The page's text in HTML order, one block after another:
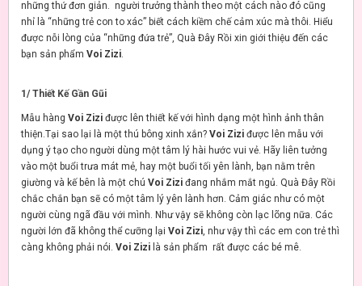
những thứ đơn giản. người trưởng thành theo một cách nào đó cũng
nhỉ là “những trẻ con to xác” biết cách kiềm chế cảm xúc mà thôi. Hiểu
được nỗi lòng của “những đứa trẻ”, Quà Đây Rồi xin giới thiệu đến các
bạn sản phẩm Voi Zizi
1/ Thiết Kế Gần Gũi
Mẫu hàng Voi Zizi được lên thiết kế với hình dạng một hình ảnh thân
thiện.Tại sao lại là một thú bông xinh xắn? Voi Zizi được lên mẫu với
dụng ý tạo cho người dùng một tâm lý hài hước vui vẻ. Hãy liên tưởng
vào một buổi trưa mát mẻ, hay một buổi tối yên lành, bạn nằm trên
giường và kế bên là một chú Voi Zizi đang nhắm mắt ngủ. Quà Đây Rồi
chắc chắn bạn sẽ có một tâm lý yên lành hơn. Cảm giác như có một
người cùng ngã đầu với mình. Như vậy sẽ không còn lạc lõng nữa. Các
người lớn đã không thể cưỡng lại Voi Zizi , như vậy thì các em con trẻ thì
càng không phải nói. Voi Zizi là sản phẩm rất được các bé mê.